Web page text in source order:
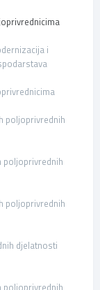
i
poljoprivrednih
poljoprivrednih
poljoprivrednih
djelatnosti
poljoprivrednih